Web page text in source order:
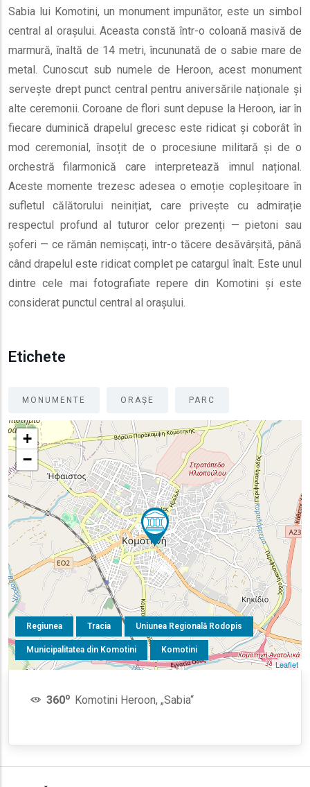
Sabia lui Komotini, un monument impunător, este un simbol
central al orașului. Aceasta constă într-o coloană masivă de
marmură, înaltă de 14 metri, încununată de o sabie mare de
metal. Cunoscut sub numele de Heroon, acest monument
servește drept punct central pentru aniversările naționale și
alte ceremonii. Coroane de flori sunt depuse la Heroon, iar în
fiecare duminică drapelul grecesc este ridicat și coborât în
mod ceremonial, însoțit de o procesiune militară și de o
orchestră filarmonică care interpretează imnul național.
Aceste momente trezesc adesea o emoție copleșitoare în
sufletul călătorului neinițiat, care privește cu admirație
respectul profund al tuturor celor prezenți — pietoni sau
șoferi — ce rămân nemișcați, într-o tăcere desăvârșită, până
când drapelul este ridicat complet pe catargul înalt. Este unul
dintre cele mai fotografiate repere din Komotini și este
considerat punctul central al orașului.
Etichete
MONUMENTE ORAȘE PARC
Regiunea Tracia Uniunea Regională Rodopis
Municipalitatea din Komotini Komotini
+
−
Leaflet
360o Komotini Heroon, „Sabia“